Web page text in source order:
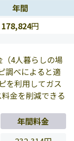
年間
178,824円
4人暮らしの場
調べによると適
を利用してガス
金を削減できる
年間料金